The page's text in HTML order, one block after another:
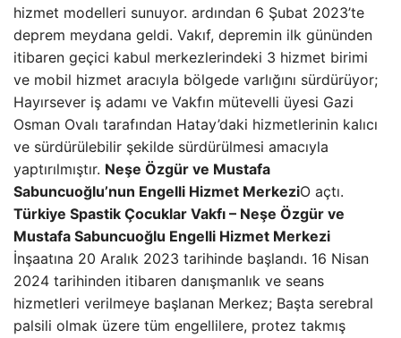
hizmet modelleri sunuyor. ardından 6 Şubat 2023’te
deprem meydana geldi. Vakıf, depremin ilk gününden
itibaren geçici kabul merkezlerindeki 3 hizmet birimi
ve mobil hizmet aracıyla bölgede varlığını sürdürüyor;
Hayırsever iş adamı ve Vakfın mütevelli üyesi Gazi
Osman Ovalı tarafından Hatay’daki hizmetlerinin kalıcı
ve sürdürülebilir şekilde sürdürülmesi amacıyla
yaptırılmıştır. Neşe Özgür ve Mustafa
Sabuncuoğlu’nun Engelli Hizmet MerkeziO açtı.
Türkiye Spastik Çocuklar Vakfı – Neşe Özgür ve
Mustafa Sabuncuoğlu Engelli Hizmet Merkezi
İnşaatına 20 Aralık 2023 tarihinde başlandı. 16 Nisan
2024 tarihinden itibaren danışmanlık ve seans
hizmetleri verilmeye başlanan Merkez; Başta serebral
palsili olmak üzere tüm engellilere, protez takmış